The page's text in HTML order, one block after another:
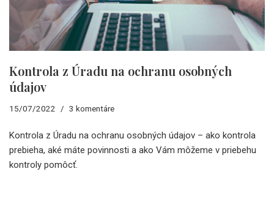
Kontrola z Úradu na ochranu osobných
údajov
15/07/2022 3 komentáre
Kontrola z Úradu na ochranu osobných údajov – ako kontrola
prebieha, aké máte povinnosti a ako Vám môžeme v priebehu
kontroly pomôcť.